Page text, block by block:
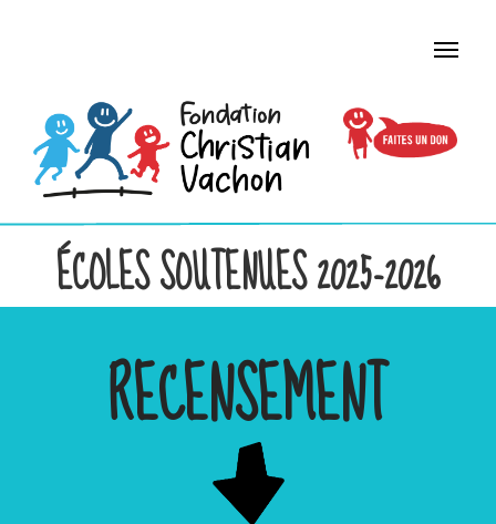
ÉCOLES SOUTENUES 2025-2026
RECENSEMENT